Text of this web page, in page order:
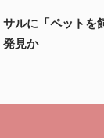
サルに「ペットを
発見か